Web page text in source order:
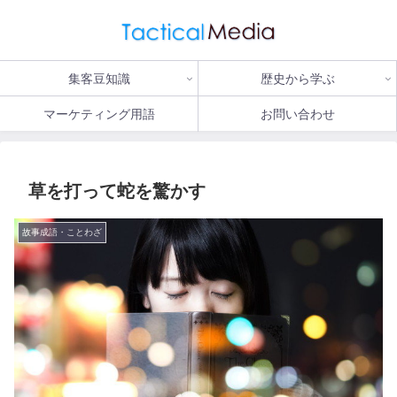
集客豆知識 歴史から学ぶ
マーケティング用語 お問い合わせ
草を打って蛇を驚かす
故事成語・ことわざ